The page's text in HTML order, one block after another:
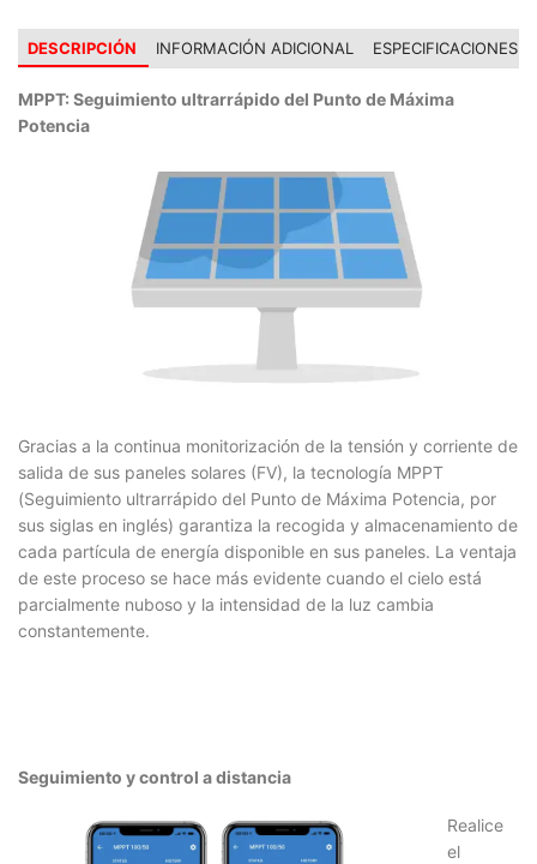
DESCRIPCIÓN INFORMACIÓN ADICIONAL ESPECIFICACIONES
MPPT: Seguimiento ultrarrápido del Punto de Máxima
Potencia
Gracias a la continua monitorización de la tensión y corriente de
salida de sus paneles solares (FV), la tecnología MPPT
(Seguimiento ultrarrápido del Punto de Máxima Potencia, por
sus siglas en inglés) garantiza la recogida y almacenamiento de
cada partícula de energía disponible en sus paneles. La ventaja
de este proceso se hace más evidente cuando el cielo está
parcialmente nuboso y la intensidad de la luz cambia
constantemente.
Seguimiento y control a distancia
Realice
el